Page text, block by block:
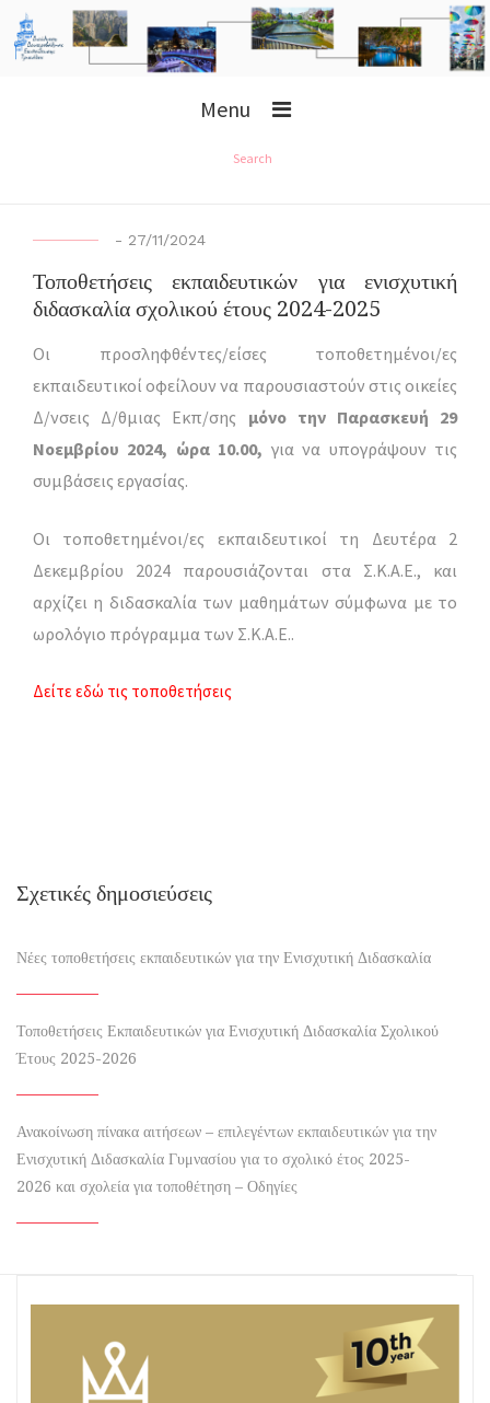
Menu
Search
- 27/11/2024
Τοποθετήσεις εκπαιδευτικών για ενισχυτική
διδασκαλία σχολικού έτους 2024-2025
Οι προσληφθέντες/είσες τοποθετημένοι/ες
εκπαιδευτικοί οφείλουν να παρουσιαστούν στις οικείες
Δ/νσεις Δ/θμιας Εκπ/σης μόνο την Παρασκευή 29
Νοεμβρίου 2024, ώρα 10.00, για να υπογράψουν τις
συμβάσεις εργασίας.
Οι τοποθετημένοι/ες εκπαιδευτικοί τη Δευτέρα 2
Δεκεμβρίου 2024 παρουσιάζονται στα Σ.Κ.Α.Ε., και
αρχίζει η διδασκαλία των μαθημάτων σύμφωνα με το
ωρολόγιο πρόγραμμα των Σ.Κ.Α.Ε..
Δείτε εδώ τις τοποθετήσεις
Σχετικές δημοσιεύσεις
Νέες τοποθετήσεις εκπαιδευτικών για την Ενισχυτική Διδασκαλία
Τοποθετήσεις Εκπαιδευτικών για Ενισχυτική Διδασκαλία Σχολικού
Έτους 2025-2026
Ανακοίνωση πίνακα αιτήσεων – επιλεγέντων εκπαιδευτικών για την
Ενισχυτική Διδασκαλία Γυμνασίου για το σχολικό έτος 2025-
2026 και σχολεία για τοποθέτηση – Οδηγίες